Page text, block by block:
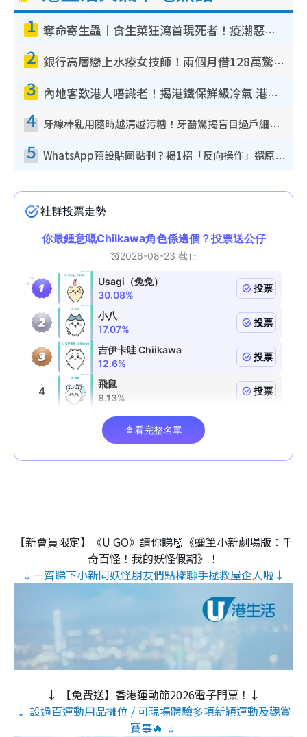
1 奪命寄生蟲｜食生菜狂瀉首現死者！疫潮惡化錄1.8萬宗病例 揭洗菜3大謬誤
2 銀行高層戀上水療女技師！兩個月借128萬驚覺「沉船」沉落火海 揭背後疑似邪教操控賣淫
3 內地客歎港人唔識老！揭港鐵保鮮級冷氣 港人求放過：咪投訴
4 牙線棒亂用隨時越清越污糟！牙醫驚揭盲目過戶細菌恐致蛀牙：呢種先係日常真保養
5 WhatsApp預設貼圖點刪？揭1招「反向操作」還原簡潔介面 附3步實測教學
【新會員限定】《U GO》請你睇👹《蠟筆小新劇場版：千
奇百怪！我的妖怪假期》！
↓一齊睇下小新同妖怪朋友們點樣聯手拯救屋企人啦↓
↓ 【免費送】香港運動節2026電子門票！↓
↓ 設過百運動用品攤位 / 可現場體驗多項新穎運動及觀賞
賽事🔥 ↓